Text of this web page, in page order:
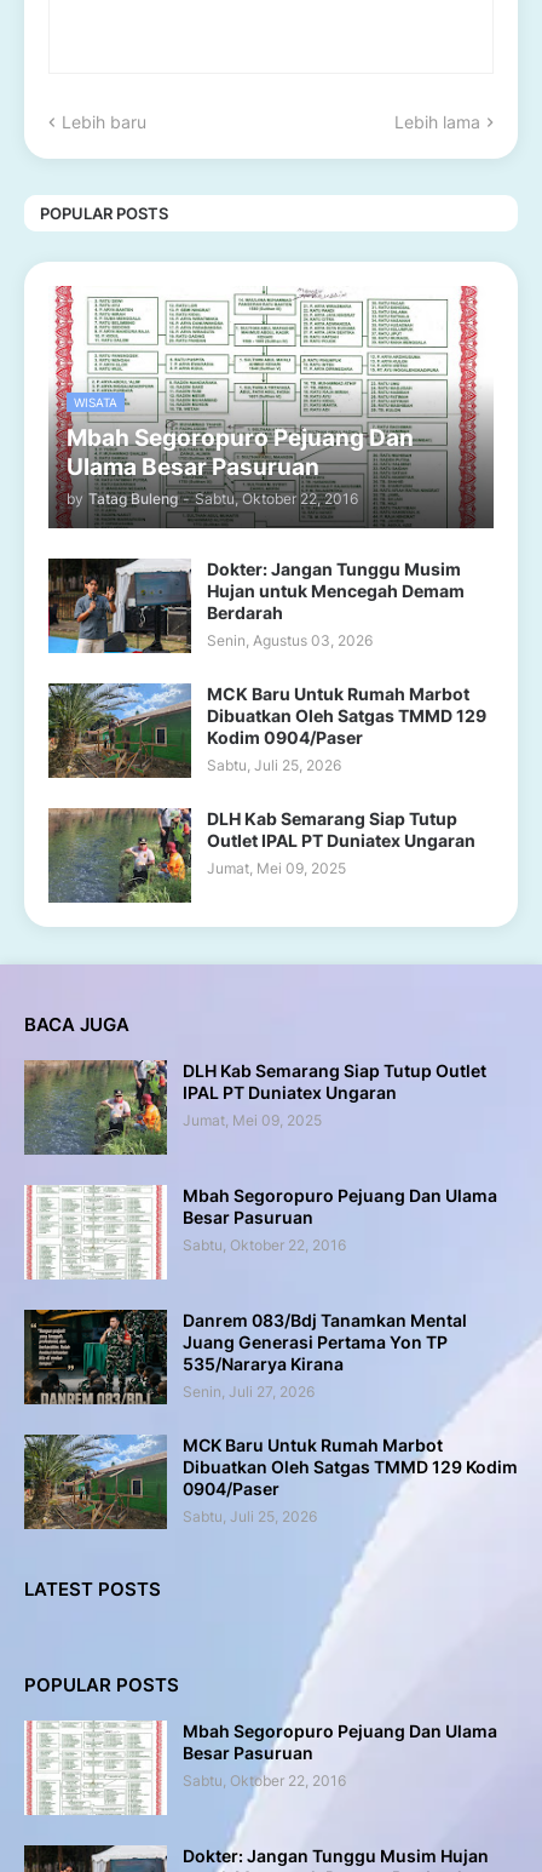
Lebih baru Lebih lama
POPULAR POSTS
WISATA
Mbah Segoropuro Pejuang Dan
Ulama Besar Pasuruan
by Tatag Buleng - Sabtu, Oktober 22, 2016
Dokter: Jangan Tunggu Musim
Hujan untuk Mencegah Demam
Berdarah
Senin, Agustus 03, 2026
MCK Baru Untuk Rumah Marbot
Dibuatkan Oleh Satgas TMMD 129
Kodim 0904/Paser
Sabtu, Juli 25, 2026
DLH Kab Semarang Siap Tutup
Outlet IPAL PT Duniatex Ungaran
Jumat, Mei 09, 2025
BACA JUGA
DLH Kab Semarang Siap Tutup Outlet
IPAL PT Duniatex Ungaran
Jumat, Mei 09, 2025
Mbah Segoropuro Pejuang Dan Ulama
Besar Pasuruan
Sabtu, Oktober 22, 2016
Danrem 083/Bdj Tanamkan Mental
Juang Generasi Pertama Yon TP
535/Nararya Kirana
Senin, Juli 27, 2026
MCK Baru Untuk Rumah Marbot
Dibuatkan Oleh Satgas TMMD 129 Kodim
0904/Paser
Sabtu, Juli 25, 2026
LATEST POSTS
POPULAR POSTS
Mbah Segoropuro Pejuang Dan Ulama
Besar Pasuruan
Sabtu, Oktober 22, 2016
Dokter: Jangan Tunggu Musim Hujan